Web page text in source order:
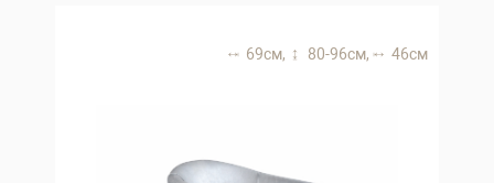
69 см, 80-96 см, 46 см